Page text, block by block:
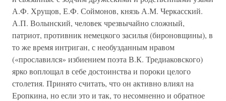
А.Ф. Хрущов, Е.Ф. Соймонов, князь А.М. Черкасский.
А.П. Волынский, человек чрезвычайно сложный,
патриот, противник немецкого засилья (бироновщины), в
то же время интриган, с необузданным нравом
(«прославился» избиением поэта В.К. Тредиаковского)
ярко воплощал в себе достоинства и пороки целого
столетия. Принято считать, что он активно влиял на
Еропкина, но если это и так, то несомненно и обратное